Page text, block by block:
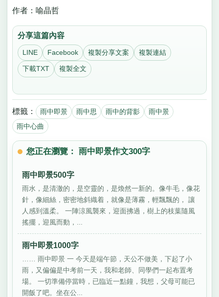
作者：喻晶哲
分享這篇內容
LINE Facebook 複製分享文案 複製連結
下載TXT 複製全文
標籤： 雨中即景 雨中思 雨中的背影
雨中景
雨中心曲
您正在瀏覽： 雨中即景作文300字
雨中即景500字
雨水，是清澈的，是空靈的，是煥然一新的。像牛毛，像花
針，像細絲，密密地斜織着，就像是薄霧，輕飄飄的， 讓
人感到溫柔。 一陣涼風襲來，迎面拂過，樹上的枝葉隨風
搖擺，迎風而動，...
雨中即景1000字
…… 雨中即景 一 今天是端午節，天公不做美，下起了小
雨，又偏偏是中考前一天，我和老師、同學們一起布置考
場。 一切準備停當時，已臨近一點鐘，我想，父母可能已
開飯了吧。坐在公...